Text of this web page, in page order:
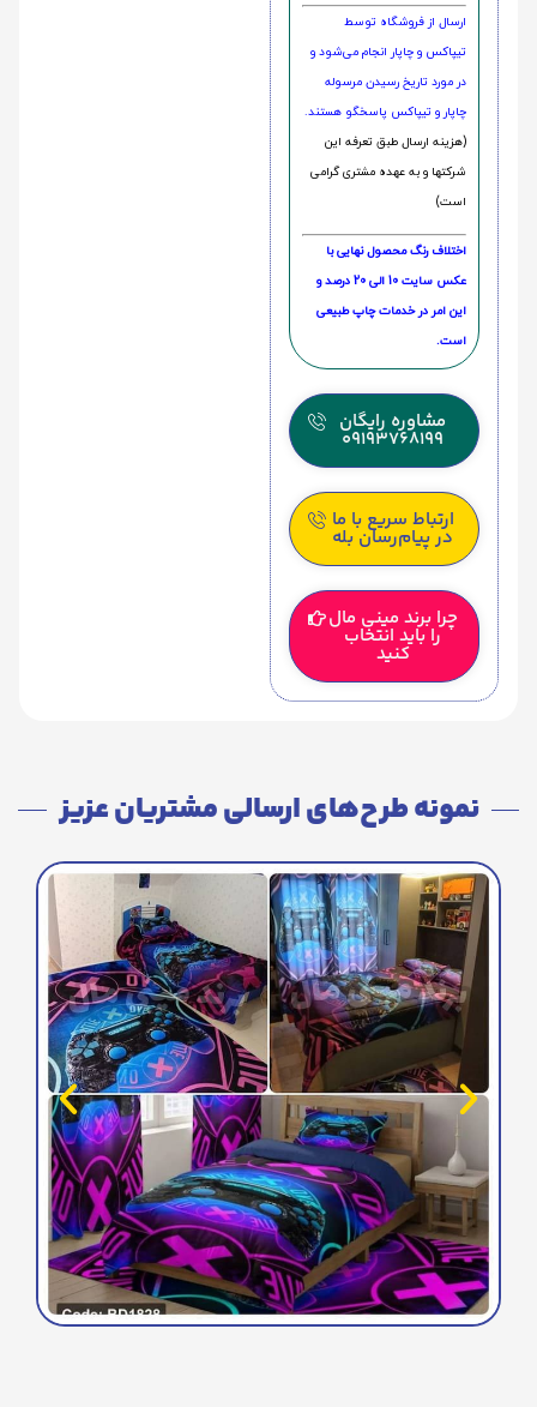
ارسال از فروشگاه توسط
تیپاکس و چاپار انجام می‌شود و
در مورد تاریخ رسیدن مرسوله
چاپار و تیپاکس پاسخگو هستند.
(هزینه ارسال طبق تعرفه این
شرکتها و به عهده مشتری گرامی
است)
اختلاف رنگ محصول نهایی با
عکس سایت 10 الی 20 درصد و
این امر در خدمات چاپ طبیعی
است.
مشاوره رایگان
09193768199
ارتباط سریع با ما
در پیام‌رسان بله
چرا برند مینی مال
را باید انتخاب
کنید
نمونه طرح‌های ارسالی مشتریان عزیز